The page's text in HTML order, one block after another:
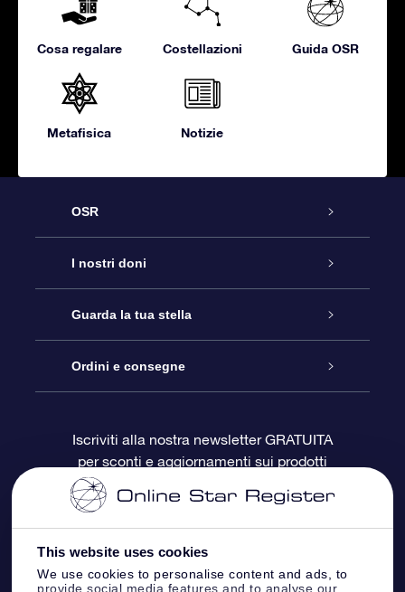
This website uses cookies
We use cookies to personalise content and ads, to
provide social media features and to analyse our
Cosa regalare Costellazioni Guida OSR
Metafisica Notizie
OSR
Assistenza
Contattaci
Blog
OSR Recensioni
I nostri doni
Online Star Gift
Pacchetto regalo OSR
Gift Card OSR
Doni aziendali
Guarda la tua stella
Registro stellare
Star Page personalizzata
One Million Stars
OSR Starsaver
Ordini e consegne
Informazioni di Pagamento
Politica di reso
Iscriviti alla nostra newsletter GRATUITA
per sconti e aggiornamenti sui prodotti